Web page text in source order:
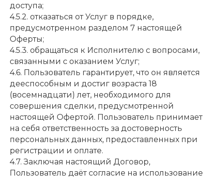
доступа;
4.5.2. отказаться от Услуг в порядке,
предусмотренном разделом 7 настоящей
Оферты;
4.5.3. обращаться к Исполнителю с вопросами,
связанными с оказанием Услуг;
4.6. Пользователь гарантирует, что он является
дееспособным и достиг возраста 18
(восемнадцати) лет, необходимого для
совершения сделки, предусмотренной
настоящей Офертой. Пользователь принимает
на себя ответственность за достоверность
персональных данных, предоставленных при
регистрации и оплате.
4.7. Заключая настоящий Договор,
Пользователь даёт согласие на использование